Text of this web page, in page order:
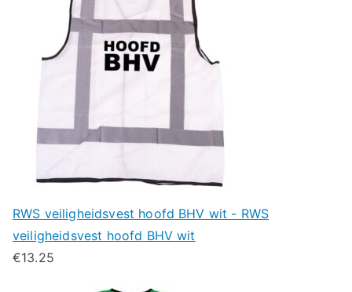
RWS veiligheidsvest hoofd BHV wit - RWS
veiligheidsvest hoofd BHV wit
€13.25